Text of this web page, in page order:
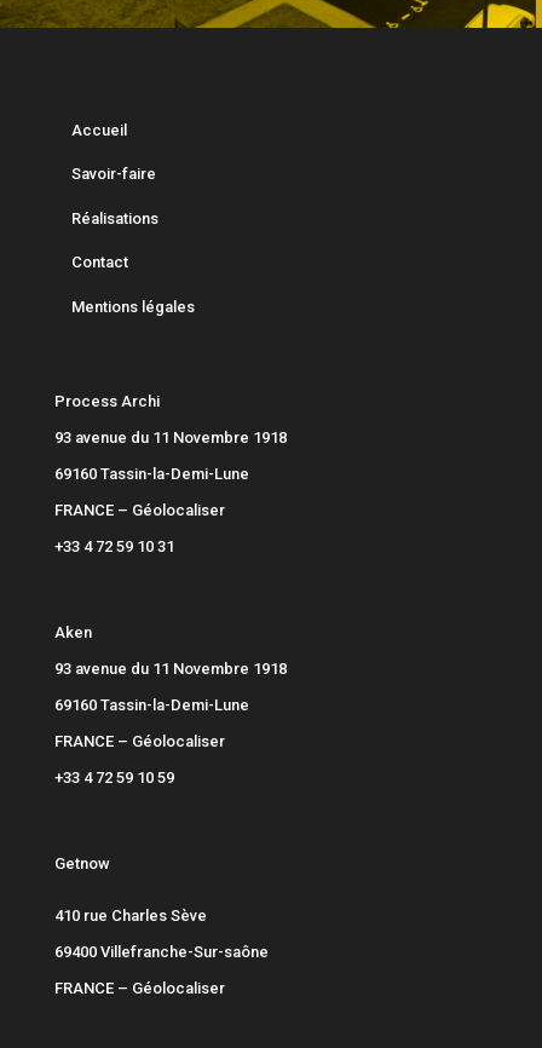
Accueil
Savoir-faire
Réalisations
Contact
Mentions légales
Process Archi
93 avenue du 11 Novembre 1918
69160 Tassin-la-Demi-Lune
FRANCE – Géolocaliser
+33 4 72 59 10 31
Aken
93 avenue du 11 Novembre 1918
69160 Tassin-la-Demi-Lune
FRANCE – Géolocaliser
+33 4 72 59 10 59
Getnow
410 rue Charles Sève
69400 Villefranche-Sur-saône
FRANCE – Géolocaliser